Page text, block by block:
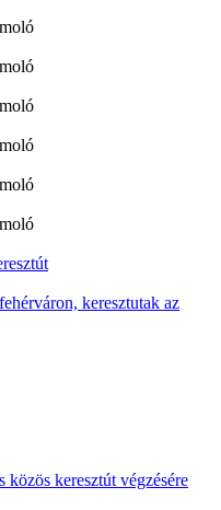
keresztutak az
közös keresztút végzésére